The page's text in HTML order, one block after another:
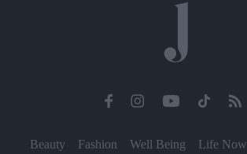
Beauty Fashion Well Being Life Now